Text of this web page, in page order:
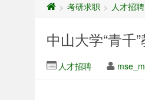
> 考研求职 > 人才招聘
中山大学“青千
人才招聘